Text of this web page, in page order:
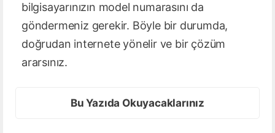
bilgisayarınızın model numarasını da
göndermeniz gerekir. Böyle bir durumda,
doğrudan internete yönelir ve bir çözüm
ararsınız.
Bu Yazıda Okuyacaklarınız